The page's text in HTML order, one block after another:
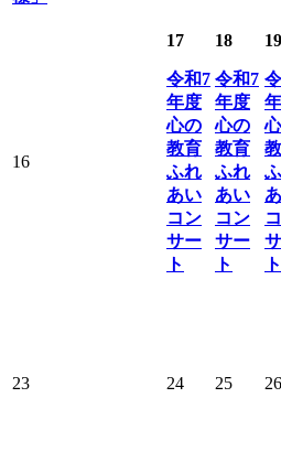
16
17
令和7
年度
心の
教育
ふれ
あい
コン
サー
ト
18
令和7
年度
心の
教育
ふれ
あい
コン
サー
ト
19
ト
23 24 25 26